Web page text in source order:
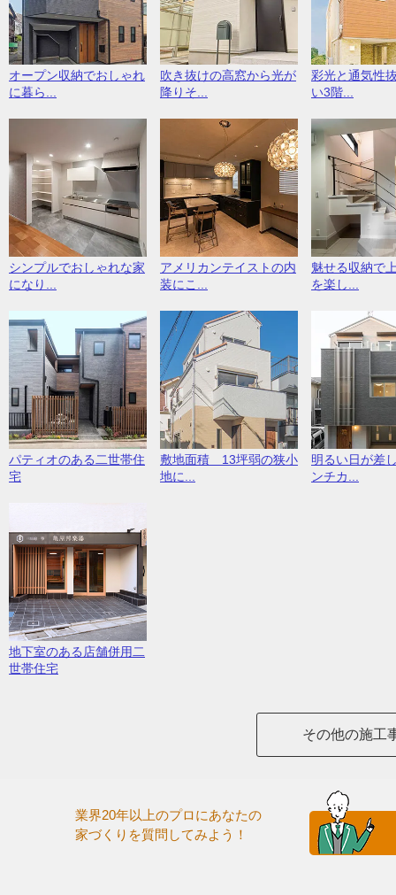
オープン収納でおしゃれ
に暮ら...
吹き抜けの高窓から光が
降りそ...
彩光と通気性
い3階...
シンプルでおしゃれな家
になり...
アメリカンテイストの内
装にこ...
魅せる収納で
を楽し...
パティオのある二世帯住
宅
敷地面積 13坪弱の狭小
地に...
明るい日が差
ンチカ...
地下室のある店舗併用二
世帯住宅
その他の施工
業界20年以上のプロにあなたの
家づくりを質問してみよう！